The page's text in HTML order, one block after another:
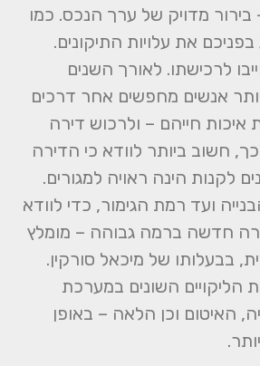
בירור מדויק של ערך הנכס. כמו
את עלויות התיקונים.
לרכישתו. לאורך השנים
אנשים מחפשים אחר דרכים
חייהם – ולרכוש דירה
חשוב ביותר לוודא כי הדירה
לקנות הינה ראויה למגורים.
ועד רמת הגימור, כדי לוודא
חדשה ברמה גבוהה – מומלץ
בבעלותו של מיכאל סורקין.
השונים במערכת
האיטום וכן הלאה – באופן